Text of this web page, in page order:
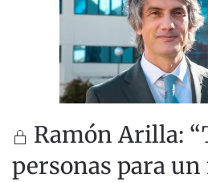
Ramón Arilla:
personas para